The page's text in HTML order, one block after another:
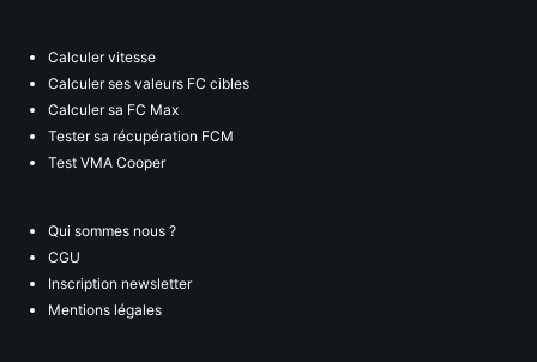
Calculer vitesse
Calculer ses valeurs FC cibles
Calculer sa FC Max
Tester sa récupération FCM
Test VMA Cooper
Qui sommes nous ?
CGU
Inscription newsletter
Mentions légales